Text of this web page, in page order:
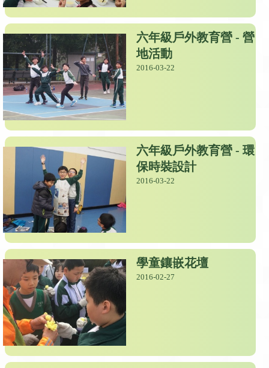
六年級戶外教育營 - 營
地活動
2016-03-22
六年級戶外教育營 - 環
保時裝設計
2016-03-22
學童鑲嵌花壇
2016-02-27